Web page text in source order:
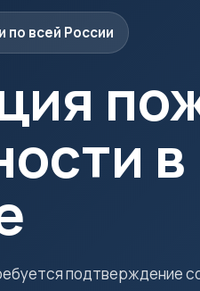
по всей России
в
подтверждение